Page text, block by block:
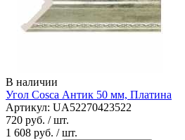
В наличии
Угол Cosca Антик 50 мм, Платина
Артикул: UA52270423522
720 руб. / шт.
1 608 руб. / шт.